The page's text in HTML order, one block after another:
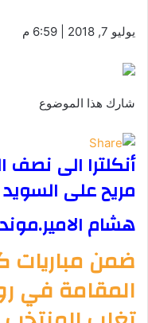
يوليو 7, 2018 | 6:59 م
شارك هذا الموضوع
أنكلترا الى نصف
مريح على السويد
هشام
المقامة في